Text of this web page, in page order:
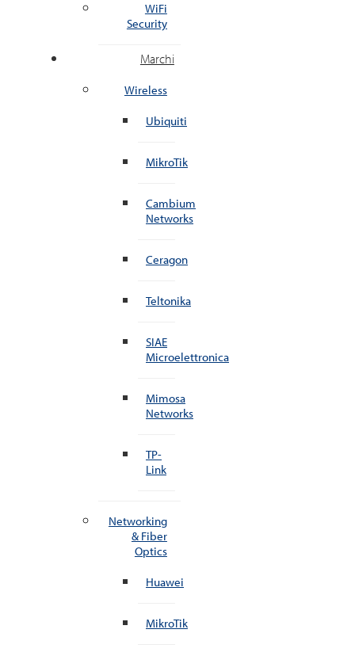
WiFi
Security
Marchi
Wireless
Ubiquiti
MikroTik
Cambium
Networks
Ceragon
Teltonika
SIAE
Microelettronica
Mimosa
Networks
TP-
Link
Networking
& Fiber
Optics
Huawei
MikroTik